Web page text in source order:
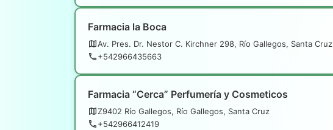
Farmacia la Boca
Av. Pres. Dr. Nestor C. Kirchner 298, Río Gallegos, Santa Cruz
+542966435663
Farmacia “Cerca” Perfumería y Cosmeticos
Z9402 Río Gallegos, Río Gallegos, Santa Cruz
+542966412419